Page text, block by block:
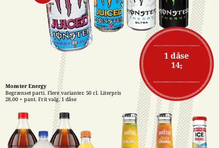
1 dåse
14,-
Monster Energy
Begrænset parti. Flere varianter. 50 cl. Literpris
28,00 + pant. Frit valg. 1 dåse